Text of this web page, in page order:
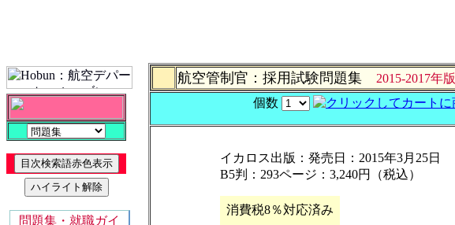
航空管制官：採用試験問題集
2015-2017年版
個数
イカロス出版：発売日：2015年3月25日
B5判：293ページ：3,240円（税込）
消費税8％対応済み